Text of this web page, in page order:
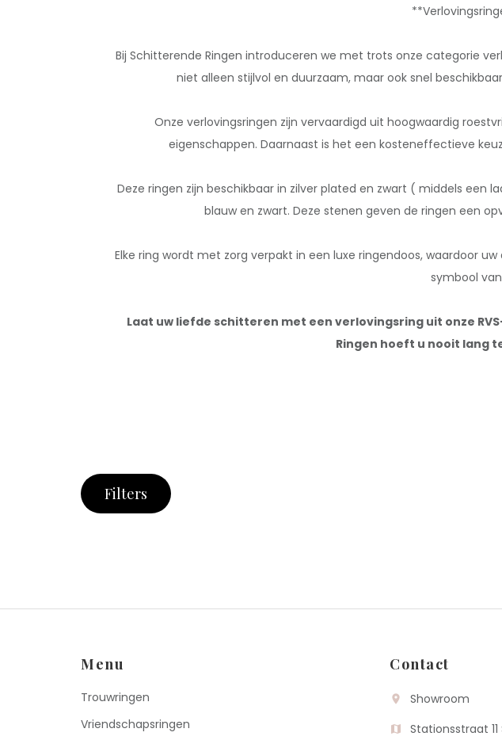
Bij Schitterende Ringen introduceren we met trots onze categorie
niet alleen stijlvol en duurzaam, maar ook snel
Onze verlovingsringen zijn vervaardigd uit hoogwaardig
eigenschappen. Daarnaast is het een kosteneffectieve
Deze ringen zijn beschikbaar in zilver plated en zwart ( middels een
blauw en zwart. Deze stenen geven de ringen een
Elke ring wordt met zorg verpakt in een luxe ringendoos, waardoor
symbool
Laat uw liefde schitteren met een verlovingsring uit onze
Ringen hoeft u nooit lang
Filters
Menu
Trouwringen
Vriendschapsringen
Contact
room Showroom
map Stationsstraat